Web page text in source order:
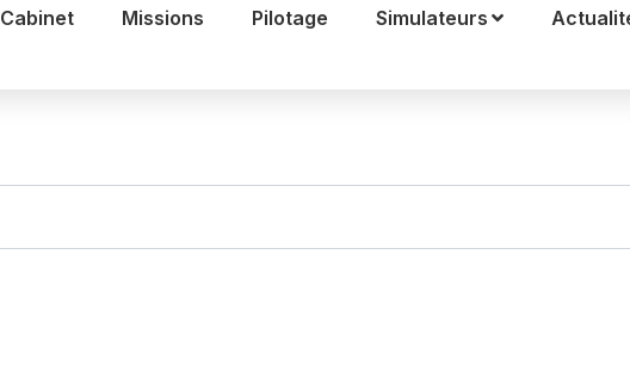
Cabinet Missions Pilotage Simulateurs